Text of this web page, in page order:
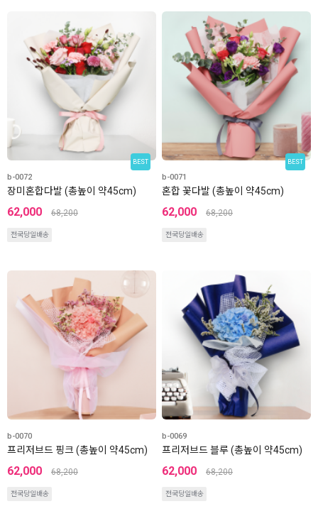
BEST
b-0072
장미혼합다발 (총높이 약45cm)
62,000 68,200
전국당일배송
BEST
b-0071
혼합 꽃다발 (총높이 약45cm)
62,000 68,200
전국당일배송
b-0070
프리저브드 핑크 (총높이 약45cm)
62,000 68,200
전국당일배송
b-0069
프리저브드 블루 (총높이 약45cm)
62,000 68,200
전국당일배송